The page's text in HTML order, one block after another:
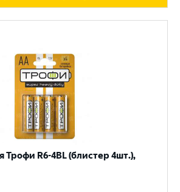
Трофи R6-4BL (блистер 4шт.),